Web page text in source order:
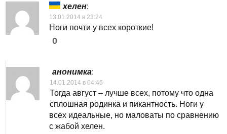
хелен:
13.01.2014 в 23:24
Ноги почти у всех короткие!
0
анонимка:
14.01.2014 в 04:46
Тогда август – лучше всех, потому что одна
сплошная родинка и пикантность. Ноги у
всех идеальные, но маловаты по сравнению
с жабой хелен.